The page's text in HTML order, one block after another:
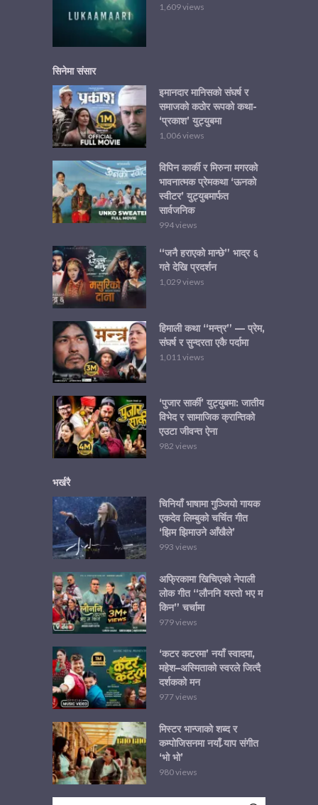
1,609 views
सिनेमा संसार
इमानदार मानिसको संघर्ष र
समाजको कठोर रूपको कथा-
‘प्रकाश’ युट्युबमा
1,006 views
विपिन कार्की र मिरुना मगरको
भावनात्मक प्रेमकथा ‘ऊनको
स्वीटर’ युट्युबमार्फत
सार्वजनिक
994 views
“जनै हराएको मान्छे” भाद्र ६
गते देखि प्रदर्शन
1,029 views
हिमाली कथा “मन्त्र” — प्रेम,
संघर्ष र सुन्दरता एकै पर्दामा
1,011 views
‘पुजार सार्की’ युट्युबमा: जातीय
विभेद र सामाजिक क्रान्तिको
एउटा जीवन्त ऐना
982 views
भर्खरै
चिनियाँ भाषामा गुञ्जियो गायक
एकदेव लिम्बुको चर्चित गीत
‘झिम झिमाउने आँखैले’
993 views
अफ्रिकामा खिचिएको नेपाली
लोक गीत “लौननि यस्तो भए म
किन” चर्चामा
979 views
‘कटर कटरमा’ नयाँ स्वादमा,
महेश–अस्मिताको स्वरले जित्दै
दर्शकको मन
977 views
मिस्टर भान्जाको शब्द र
कम्पोजिसनमा नयाँ र्‍याप संगीत
‘भो भो’
980 views